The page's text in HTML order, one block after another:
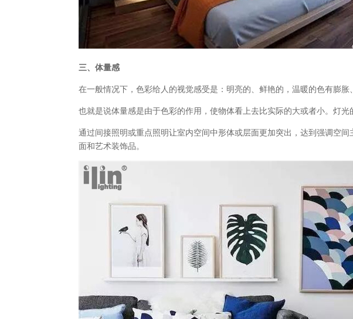
三、体量感
在一般情况下，色彩给人的视觉感受是：明亮的、鲜艳的，温暖的色有膨胀
也就是说体量感是由于色彩的作用，使物体看上去比实际的大或者小。灯光
通过间接照明或重点照明让室内空间中形体或层面更加突出，达到强调空
面和艺术装饰品。